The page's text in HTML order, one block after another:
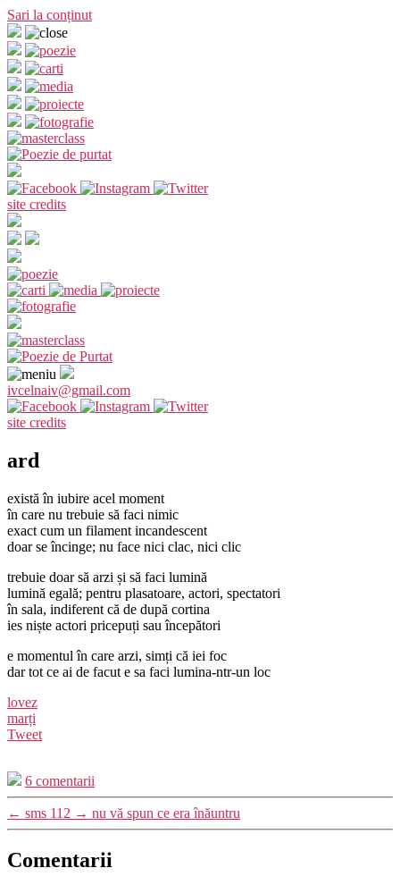
Sari la conținut
site credits
ivcelnaiv@gmail.com
site credits
ard
există în iubire acel moment
în care nu trebuie să faci nimic
exact cum un filament incandescent
doar se încinge; nu face nici clac, nici clic
trebuie doar să arzi și să faci lumină
lumină egală; pentru plasatoare, actori, spectatori
în sala, indiferent că de după cortina
ies niște actori pricepuți sau începători
e momentul în care arzi, simți că iei foc
dar tot ce ai de facut e sa faci lumina-ntr-un loc
lovez
marți
Tweet
6 comentarii
← sms 112 → nu vă spun ce era înăuntru
Comentarii